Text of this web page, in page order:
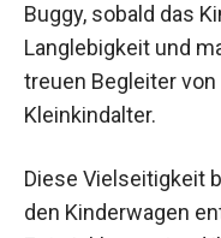
Buggy, sobald das
Langlebigkeit und
treuen Begleiter
Kleinkindalter.
Diese Vielseitigkeit
den Kinderwagen